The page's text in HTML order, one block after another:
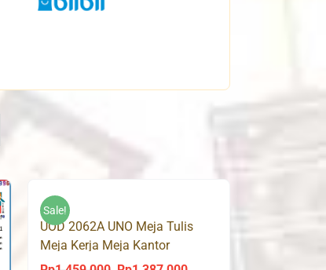
Sale!
UOD 2062A UNO Meja Tulis
Meja Kerja Meja Kantor